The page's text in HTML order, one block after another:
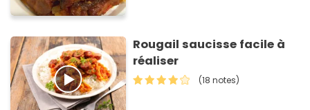
Rougail saucisse facile à
réaliser
(18 notes)